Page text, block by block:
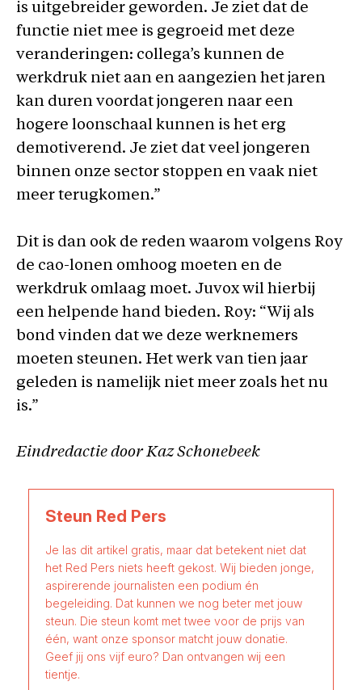
is uitgebreider geworden. Je ziet dat de
functie niet mee is gegroeid met deze
veranderingen: collega’s kunnen de
werkdruk niet aan en aangezien het jaren
kan duren voordat jongeren naar een
hogere loonschaal kunnen is het erg
demotiverend. Je ziet dat veel jongeren
binnen onze sector stoppen en vaak niet
meer terugkomen.”
Dit is dan ook de reden waarom volgens Roy
de cao-lonen omhoog moeten en de
werkdruk omlaag moet. Juvox wil hierbij
een helpende hand bieden. Roy: “Wij als
bond vinden dat we deze werknemers
moeten steunen. Het werk van tien jaar
geleden is namelijk niet meer zoals het nu
is.”
Eindredactie door Kaz Schonebeek
Steun Red Pers
Je las dit artikel gratis, maar dat betekent niet dat
het Red Pers niets heeft gekost. Wij bieden jonge,
aspirerende journalisten een podium én
begeleiding. Dat kunnen we nog beter met jouw
steun. Die steun komt met twee voor de prijs van
één, want onze sponsor matcht jouw donatie.
Geef jij ons vijf euro? Dan ontvangen wij een
tientje.